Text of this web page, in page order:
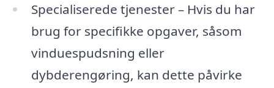
Specialiserede tjenester – Hvis du har
brug for specifikke opgaver, såsom
vinduespudsning eller
dybderengøring, kan dette påvirke